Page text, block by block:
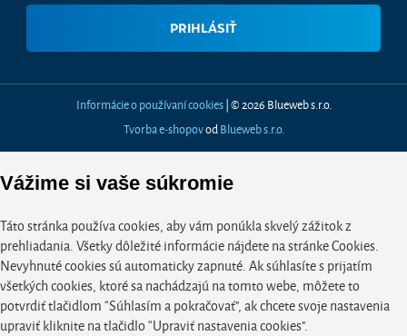
Informácie o používaní cookies| © 2026 Blueweb s.r.o.
Tvorba e-shopovod Blueweb s.r.o.
Vážime si vaše súkromie
Táto stránka používa cookies, aby vám ponúkla skvelý zážitok z
prehliadania. Všetky dôležité informácie nájdete na stránke Cookies.
Nevyhnuté cookies sú automaticky zapnuté. Ak súhlasíte s prijatím
všetkých cookies, ktoré sa nachádzajú na tomto webe, môžete to
potvrdiť tlačidlom “Súhlasím a pokračovať", ak chcete svoje nastavenia
upraviť kliknite na tlačidlo “Upraviť nastavenia cookies".